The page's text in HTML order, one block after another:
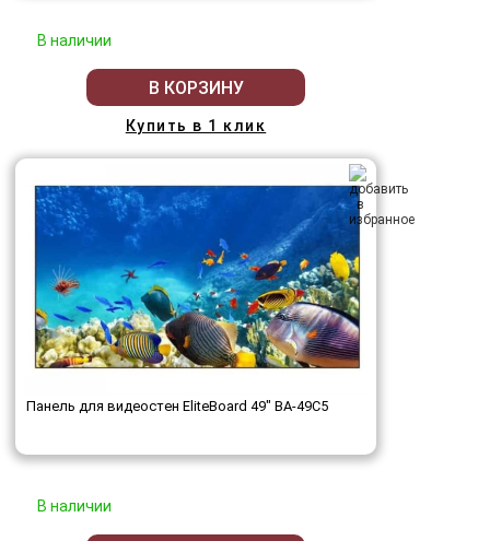
В наличии
В КОРЗИНУ
Купить в 1 клик
Панель для видеостен EliteBoard 49" BA-49C5
В наличии